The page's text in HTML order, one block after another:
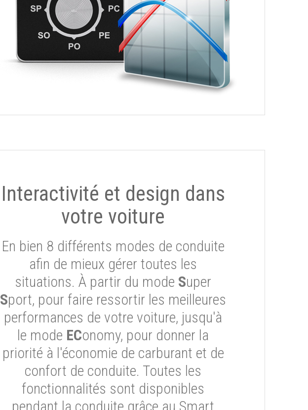
Interactivité et design dans
votre voiture
En bien 8 différents modes de conduite
afin de mieux gérer toutes les
situations. À partir du mode Super
Sport, pour faire ressortir les meilleures
performances de votre voiture, jusqu'à
le mode EConomy, pour donner la
priorité à l'économie de carburant et de
confort de conduite. Toutes les
fonctionnalités sont disponibles
pendant la conduite grâce au Smart